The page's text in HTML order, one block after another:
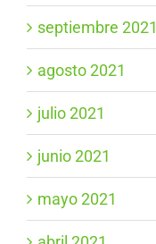
septiembre 2021
agosto 2021
julio 2021
junio 2021
mayo 2021